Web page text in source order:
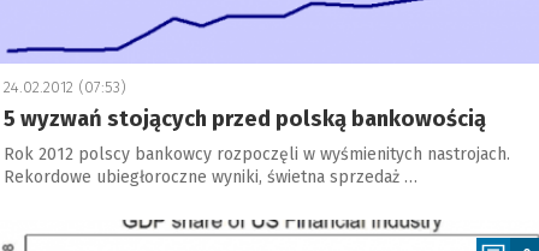
24.02.2012 (07:53)
5 wyzwań stojących przed polską bankowością
Rok 2012 polscy bankowcy rozpoczęli w wyśmienitych nastrojach.
Rekordowe ubiegłoroczne wyniki, świetna sprzedaż …